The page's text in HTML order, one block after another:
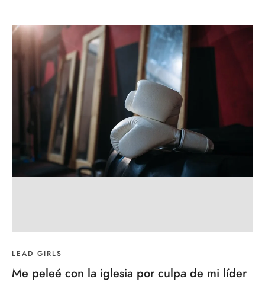
LEAD GIRLS
Me peleé con la iglesia por culpa de mi líder